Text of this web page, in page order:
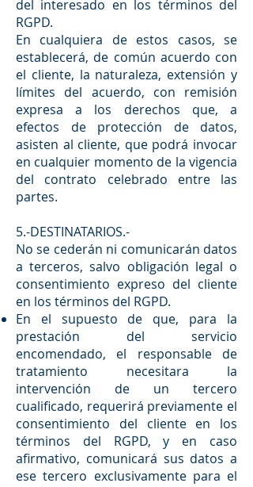
del interesado en los términos del
RGPD.
En cualquiera de estos casos, se
establecerá, de común acuerdo con
el cliente, la naturaleza, extensión y
límites del acuerdo, con remisión
expresa a los derechos que, a
efectos de protección de datos,
asisten al cliente, que podrá invocar
en cualquier momento de la vigencia
del contrato celebrado entre las
partes.
5.-DESTINATARIOS.-
No se cederán ni comunicarán datos
a terceros, salvo obligación legal o
consentimiento expreso del cliente
en los términos del RGPD.
En el supuesto de que, para la
prestación del servicio
encomendado, el responsable de
tratamiento necesitara la
intervención de un tercero
cualificado, requerirá previamente el
consentimiento del cliente en los
términos del RGPD, y en caso
afirmativo, comunicará sus datos a
ese tercero exclusivamente para el